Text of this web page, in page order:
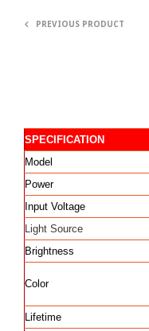
PREVIOUS PRODUCT
SPECIFICATION
Model
Power
Input Voltage
Light Source
Brightness
Color
Lifetime